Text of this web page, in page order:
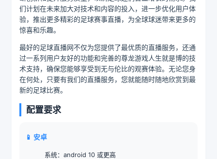
们计划在未来加大对技术和内容的投入，进一步优化用户体
验，推出更多精彩的足球赛事直播，为全球球迷带来更多的
惊喜和乐趣。
最好的足球直播网不仅为您提供了最优质的直播服务，还通
过一系列用户友好的功能和完善的尊龙游戏人生就是博的技
术支持，确保您能够享受到无与伦比的观赛体验。无论您身
在何处，只要有我们的直播服务，您就能随时随地欣赏到最
新的足球比赛。
配置要求
📱 安卓
系统：android 10 或更高